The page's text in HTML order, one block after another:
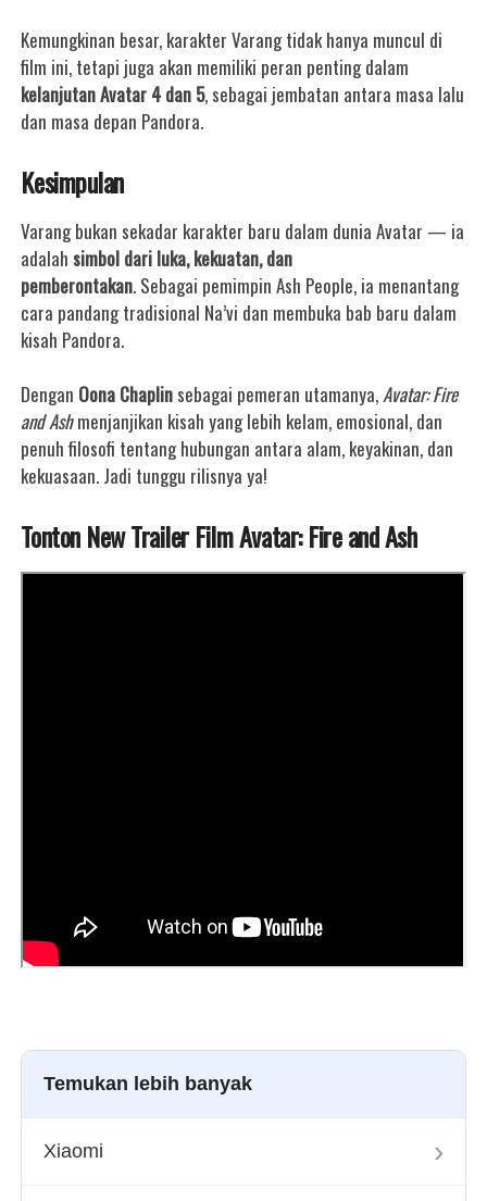
Kemungkinan besar, karakter Varang tidak hanya muncul di
film ini, tetapi juga akan memiliki peran penting dalam
kelanjutan Avatar 4 dan 5, sebagai jembatan antara masa lalu
dan masa depan Pandora.
Kesimpulan
Varang bukan sekadar karakter baru dalam dunia Avatar — ia
adalah simbol dari luka, kekuatan, dan
pemberontakan. Sebagai pemimpin Ash People, ia menantang
cara pandang tradisional Na’vi dan membuka bab baru dalam
kisah Pandora.
Dengan Oona Chaplin sebagai pemeran utamanya,Avatar: Fire
and Ashmenjanjikan kisah yang lebih kelam, emosional, dan
penuh filosofi tentang hubungan antara alam, keyakinan, dan
kekuasaan. Jadi tunggu rilisnya ya!
Tonton New Trailer Film Avatar: Fire and Ash
Temukan lebih banyak
Xiaomi ›